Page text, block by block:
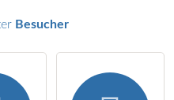
Besucher